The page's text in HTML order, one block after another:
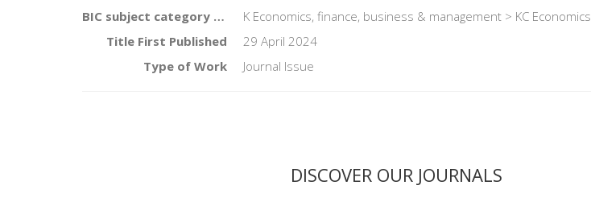
BIC subject category (UK)
K Economics, finance, business & management > KC Economics
Title First Published
29 April 2024
Type of Work
Journal Issue
DISCOVER OUR JOURNALS